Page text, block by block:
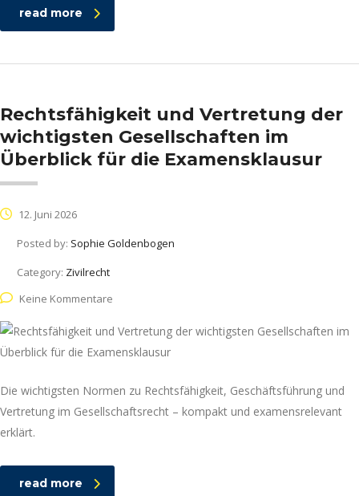
read more
Rechtsfähigkeit und Vertretung der
wichtigsten Gesellschaften im
Überblick für die Examensklausur
12. Juni 2026
Posted by: Sophie Goldenbogen
Category: Zivilrecht
Keine Kommentare
Die wichtigsten Normen zu Rechtsfähigkeit, Geschäftsführung und
Vertretung im Gesellschaftsrecht – kompakt und examensrelevant
erklärt.
read more